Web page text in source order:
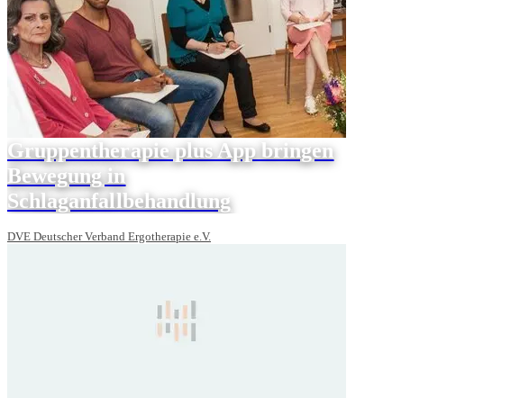
Gruppentherapie plus App bringen
Bewegung in
Schlaganfallbehandlung
DVE Deutscher Verband Ergotherapie e.V.